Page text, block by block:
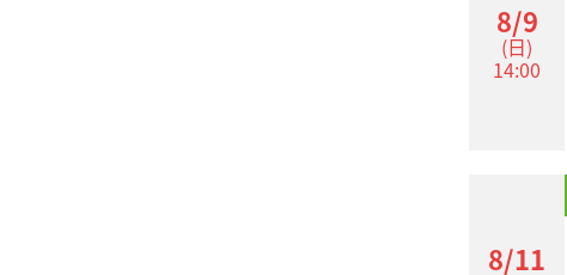
8/9
(日)
14:00
8/11